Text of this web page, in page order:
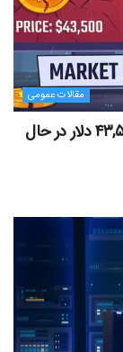
مقالات عمومی
مایکل ترپین: متاسفم، بیت‌کوین به سمت ۴۳,۵۰۰ دلار در حال